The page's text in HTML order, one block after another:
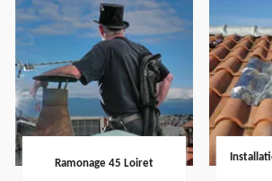
Ramonage 45 Loiret